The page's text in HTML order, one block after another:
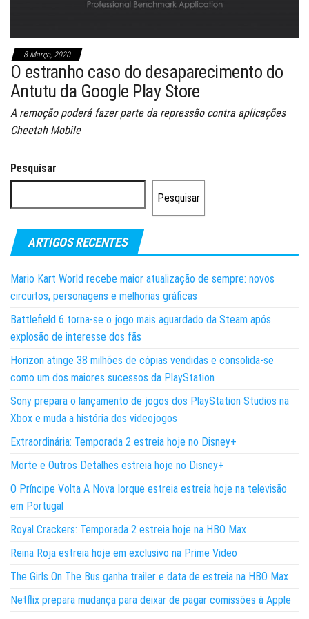
8 Março, 2020
O estranho caso do desaparecimento do
Antutu da Google Play Store
A remoção poderá fazer parte da repressão contra aplicações
Cheetah Mobile
Pesquisar
Pesquisar
ARTIGOS RECENTES
Mario Kart World recebe maior atualização de sempre: novos
circuitos, personagens e melhorias gráficas
Battlefield 6 torna-se o jogo mais aguardado da Steam após
explosão de interesse dos fãs
Horizon atinge 38 milhões de cópias vendidas e consolida-se
como um dos maiores sucessos da PlayStation
Sony prepara o lançamento de jogos dos PlayStation Studios na
Xbox e muda a história dos videojogos
Extraordinária: Temporada 2 estreia hoje no Disney+
Morte e Outros Detalhes estreia hoje no Disney+
O Príncipe Volta A Nova Iorque estreia estreia hoje na televisão
em Portugal
Royal Crackers: Temporada 2 estreia hoje na HBO Max
Reina Roja estreia hoje em exclusivo na Prime Video
The Girls On The Bus ganha trailer e data de estreia na HBO Max
Netflix prepara mudança para deixar de pagar comissões à Apple